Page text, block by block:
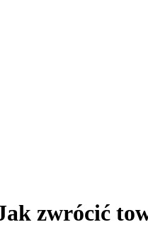
zwrócić